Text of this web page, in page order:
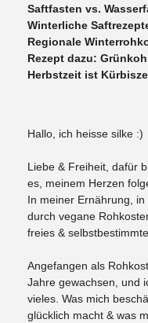
Saftfasten vs.
Winterliche
Regionale
Rezept dazu:
Herbstzeit ist
Hallo, ich heisse silke :)
Liebe & Freiheit, dafür
es, meinem Herzen
In meiner Ernährung,
durch vegane
freies &
Angefangen als
Jahre gewachsen, und
vieles. Was mich
glücklich macht & was